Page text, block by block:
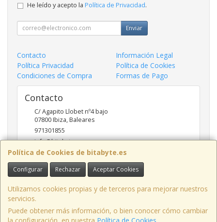
Política de Cookies de bitabyte.es
Configurar Rechazar Aceptar Cookies
Utilizamos cookies propias y de terceros para mejorar nuestros
servicios.
Puede obtener más información, o bien conocer cómo cambiar
He leído y acepto la Política de Privacidad.
Enviar
Contacto
Información Legal
Política Privacidad
Política de Cookies
Condiciones de Compra
Formas de Pago
Contacto
C/ Agapito Llobet nº4 bajo
07800Ibiza,Baleares
971301855
info@bitabyte.es
Horario
10:00 - 18:00